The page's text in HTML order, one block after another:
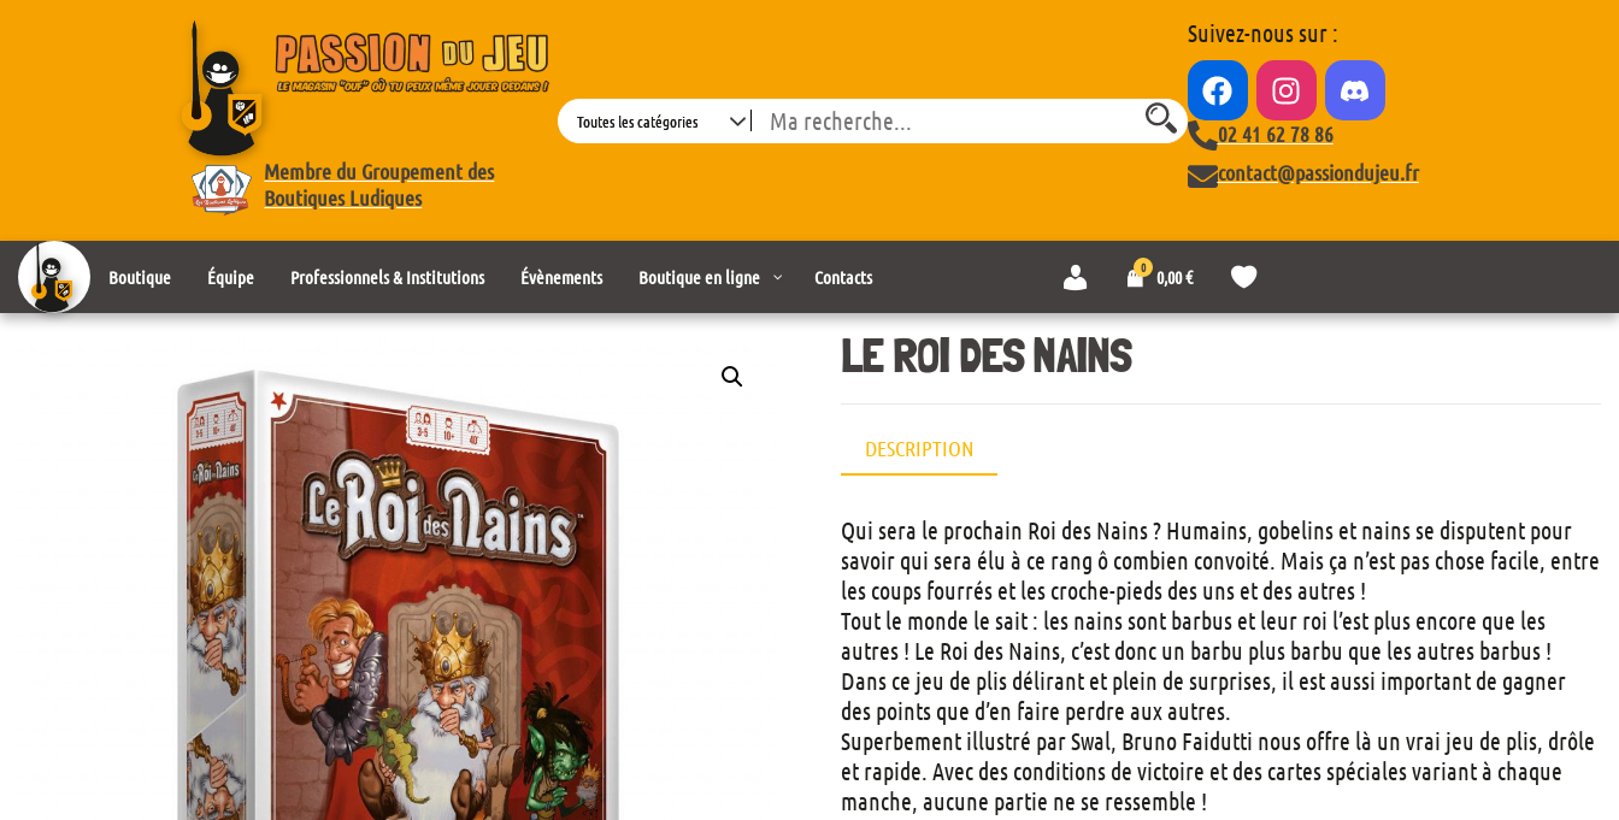
Membre du Groupement des
Boutiques Ludiques
Search
Suivez-nous sur :
02 41 62 78 86
contact@passiondujeu.fr
Boutique Équipe Professionnels & Institutions Évènements Boutique en ligne Contacts
n
c
o
m
0 0,00€
s
i
t
s
LE ROI DES NAINS
DESCRIPTION
Qui sera le prochain Roi des Nains ? Humains, gobelins et nains se disputent pour
savoir qui sera élu à ce rang ô combien convoité. Mais ça n’est pas chose facile, entre
les coups fourrés et les croche-pieds des uns et des autres !
Tout le monde le sait : les nains sont barbus et leur roi l’est plus encore que les
autres ! Le Roi des Nains, c’est donc un barbu plus barbu que les autres barbus !
Dans ce jeu de plis délirant et plein de surprises, il est aussi important de gagner
des points que d’en faire perdre aux autres.
Superbement illustré par Swal, Bruno Faidutti nous offre là un vrai jeu de plis, drôle
et rapide. Avec des conditions de victoire et des cartes spéciales variant à chaque
manche, aucune partie ne se ressemble !